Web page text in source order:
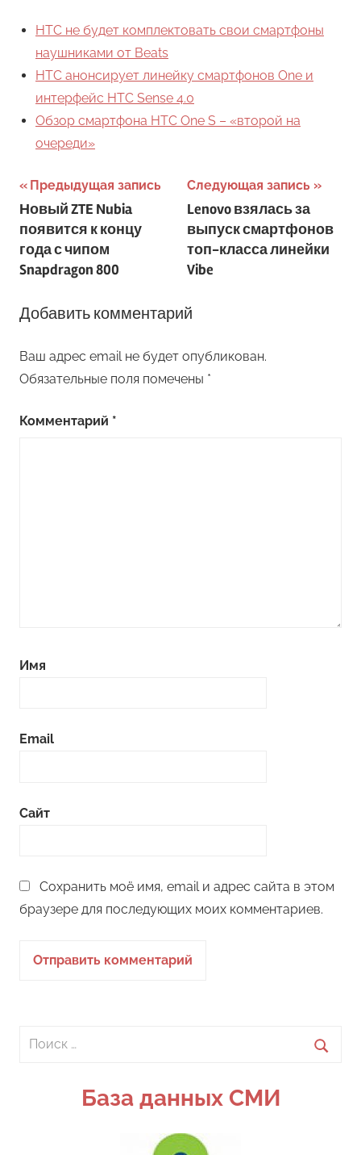
HTC не будет комплектовать свои смартфоны
наушниками от Beats
HTC анонсирует линейку смартфонов One и
интерфейс HTC Sense 4.0
Обзор смартфона HTC One S – «второй на
очереди»
Навигация
по
записям
Предыдущая запись
Новый ZTE Nubia
появится к концу
года с чипом
Snapdragon 800
Следующая запись
Lenovo взялась за
выпуск смартфонов
топ-класса линейки
Vibe
Добавить комментарий
Ваш адрес email не будет опубликован.
Обязательные поля помечены *
Комментарий *
Имя
Email
Сайт
Сохранить моё имя, email и адрес сайта в этом
браузере для последующих моих комментариев.
Поиск
База данных СМИ